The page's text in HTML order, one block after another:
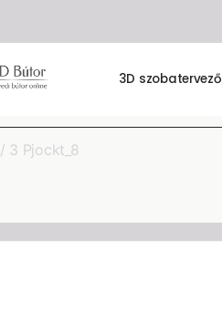
3D szobatervező
/ 3 Pjockt_8